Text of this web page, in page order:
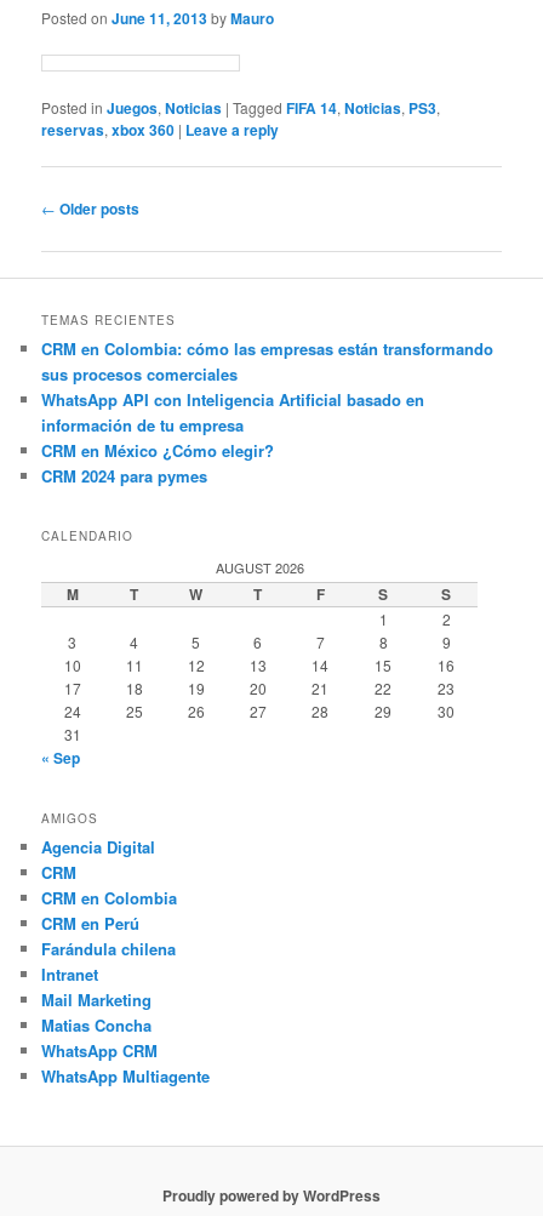
Posted onJune 11, 2013byMauro
Posted in Juegos,Noticias |Tagged FIFA 14,Noticias, PS3,
reservas,xbox 360 | Leave a reply
Post
← Older posts
TEMAS RECIENTES
CRM en Colombia: cómo las empresas están transformando
sus procesos comerciales
WhatsApp API con Inteligencia Artificial basado en
información de tu empresa
CRM en México ¿Cómo elegir?
CRM 2024 para pymes
CALENDARIO
AUGUST 2026
M T W T F S S
1
2
3
4 5 6 7 8
9
10
11 12 13 14 15
16
17
18 19 20 21 22
23
24
25 26 27 28 29
30
31
« Sep
AMIGOS
Agencia Digital
CRM
CRM en Colombia
CRM en Perú
Farándula chilena
Intranet
Mail Marketing
Matias Concha
WhatsApp CRM
WhatsApp Multiagente
Proudly powered by WordPress